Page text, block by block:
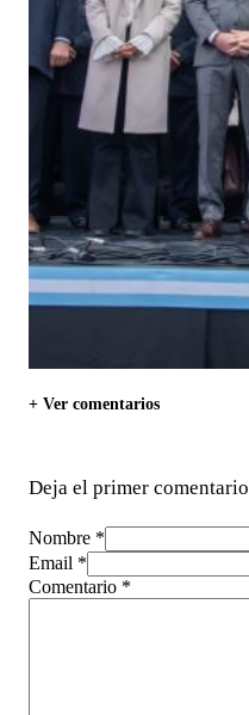
+ Ver comentarios
Deja el primer comentario
Nombre *
Email *
Comentario *